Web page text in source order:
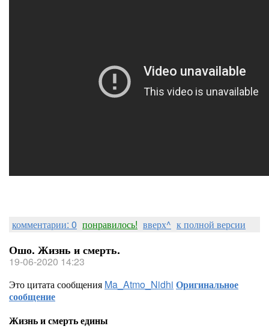
комментарии: 0 понравилось! вверх^ к полной версии
Ошо. Жизнь и смерть.
19-06-2020 14:23
Это цитата сообщения Ma_Atmo_Nidhi Оригинальное
сообщение
Жизнь и смерть едины